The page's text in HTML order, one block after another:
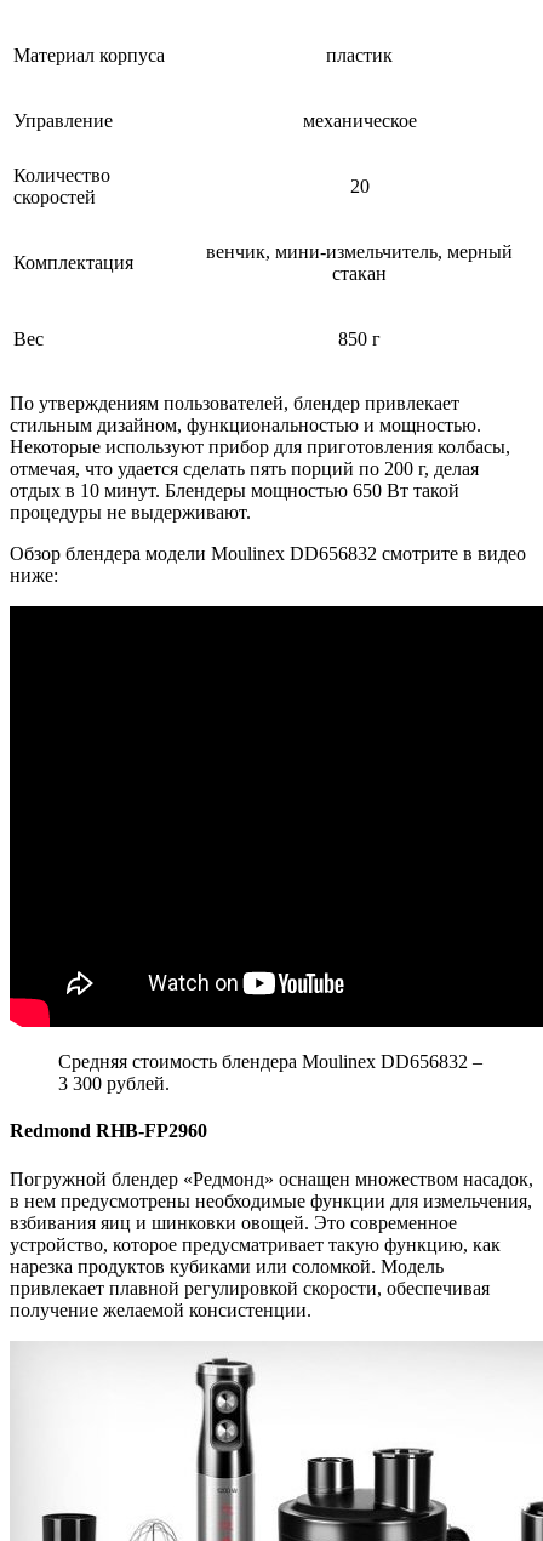
Материал корпуса пластик
Управление механическое
Количество
скоростей
20
Комплектация
венчик, мини-измельчитель, мерный
стакан
Вес 850 г
По утверждениям пользователей, блендер привлекает
стильным дизайном, функциональностью и мощностью.
Некоторые используют прибор для приготовления колбасы,
отмечая, что удается сделать пять порций по 200 г, делая
отдых в 10 минут. Блендеры мощностью 650 Вт такой
процедуры не выдерживают.
Обзор блендера модели Moulinex DD656832 смотрите в видео
ниже:
Средняя стоимость блендера Moulinex DD656832 –
3 300 рублей.
Redmond RHB-FP2960
Погружной блендер «Редмонд» оснащен множеством насадок,
в нем предусмотрены необходимые функции для измельчения,
взбивания яиц и шинковки овощей. Это современное
устройство, которое предусматривает такую функцию, как
нарезка продуктов кубиками или соломкой. Модель
привлекает плавной регулировкой скорости, обеспечивая
получение желаемой консистенции.